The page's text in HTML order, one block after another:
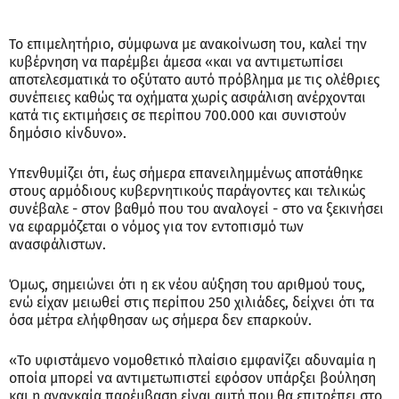
Το επιμελητήριο, σύμφωνα με ανακοίνωση του, καλεί την
κυβέρνηση να παρέμβει άμεσα «και να αντιμετωπίσει
αποτελεσματικά το οξύτατο αυτό πρόβλημα με τις ολέθριες
συνέπειες καθώς τα οχήματα χωρίς ασφάλιση ανέρχονται
κατά τις εκτιμήσεις σε περίπου 700.000 και συνιστούν
δημόσιο κίνδυνο».
Υπενθυμίζει ότι, έως σήμερα επανειλημμένως αποτάθηκε
στους αρμόδιους κυβερνητικούς παράγοντες και τελικώς
συνέβαλε - στον βαθμό που του αναλογεί - στο να ξεκινήσει
να εφαρμόζεται ο νόμος για τον εντοπισμό των
ανασφάλιστων.
Όμως, σημειώνει ότι η εκ νέου αύξηση του αριθμού τους,
ενώ είχαν μειωθεί στις περίπου 250 χιλιάδες, δείχνει ότι τα
όσα μέτρα ελήφθησαν ως σήμερα δεν επαρκούν.
«Το υφιστάμενο νομοθετικό πλαίσιο εμφανίζει αδυναμία η
οποία μπορεί να αντιμετωπιστεί εφόσον υπάρξει βούληση